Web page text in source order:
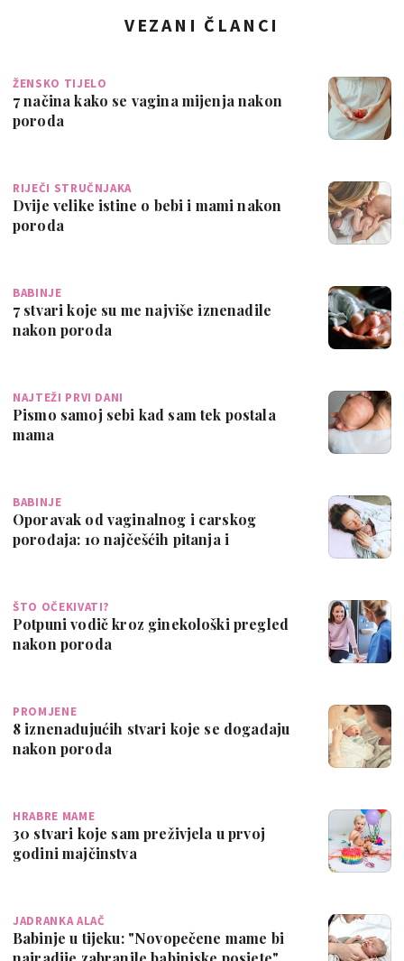
VEZANI ČLANCI
ŽENSKO TIJELO
7 načina kako se vagina mijenja nakon
poroda
RIJEČI STRUČNJAKA
Dvije velike istine o bebi i mami nakon
poroda
BABINJE
7 stvari koje su me najviše iznenadile
nakon poroda
NAJTEŽI PRVI DANI
Pismo samoj sebi kad sam tek postala
mama
BABINJE
Oporavak od vaginalnog i carskog
porođaja: 10 najčešćih pitanja i
ŠTO OČEKIVATI?
Potpuni vodič kroz ginekološki pregled
nakon poroda
PROMJENE
8 iznenađujućih stvari koje se događaju
nakon poroda
HRABRE MAME
30 stvari koje sam preživjela u prvoj
godini majčinstva
JADRANKA ALAČ
Babinje u tijeku: "Novopečene mame bi